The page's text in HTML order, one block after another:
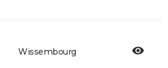
Wissembourg